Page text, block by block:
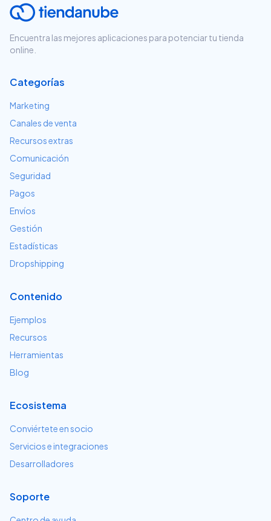
Encuentra las mejores aplicaciones para potenciar tu tienda
online.
Categorías
Marketing
Canales de venta
Recursos extras
Comunicación
Seguridad
Pagos
Envíos
Gestión
Estadísticas
Dropshipping
Contenido
Ejemplos
Recursos
Herramientas
Blog
Ecosistema
Conviértete en socio
Servicios e integraciones
Desarrolladores
Soporte